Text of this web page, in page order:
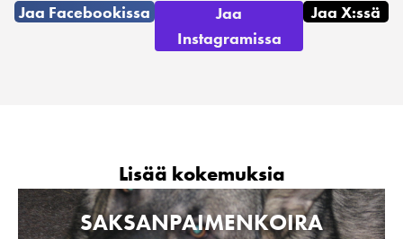
Jaa Facebookissa
Jaa
Instagramissa
Jaa X:ssä
Lisää kokemuksia
SAKSANPAIMENKOIRA